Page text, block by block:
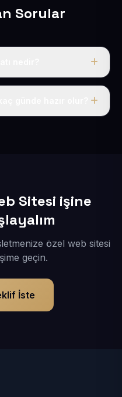
Sorular
+ KDV. Bu bedele alan
Sitesi işine
özel web sitesi
geçin.
İste